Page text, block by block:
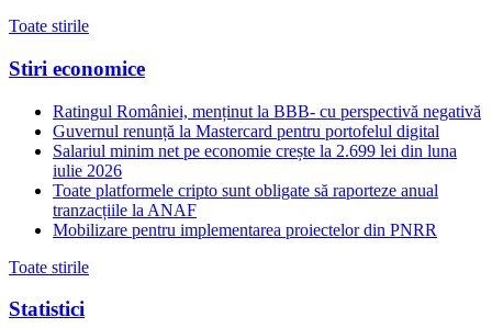
Toate stirile
Stiri economice
Ratingul României, menținut la BBB- cu perspectivă negativă
Guvernul renunță la Mastercard pentru portofelul digital
Salariul minim net pe economie crește la 2.699 lei din luna
iulie 2026
Toate platformele cripto sunt obligate să raporteze anual
tranzacțiile la ANAF
Mobilizare pentru implementarea proiectelor din PNRR
Toate stirile
Statistici